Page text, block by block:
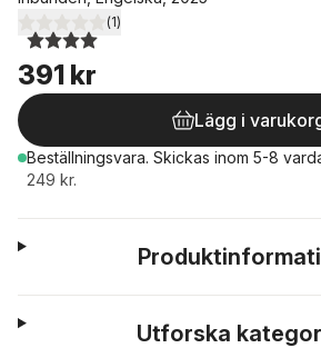
4,0utav 5 stjärnor. Totalt antal röster:
(1)
391 kr
Lägg i
Beställningsvara. Skickas inom 5-8
249 kr.
Utforska